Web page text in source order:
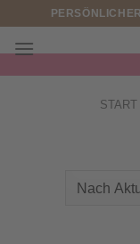
springen
START